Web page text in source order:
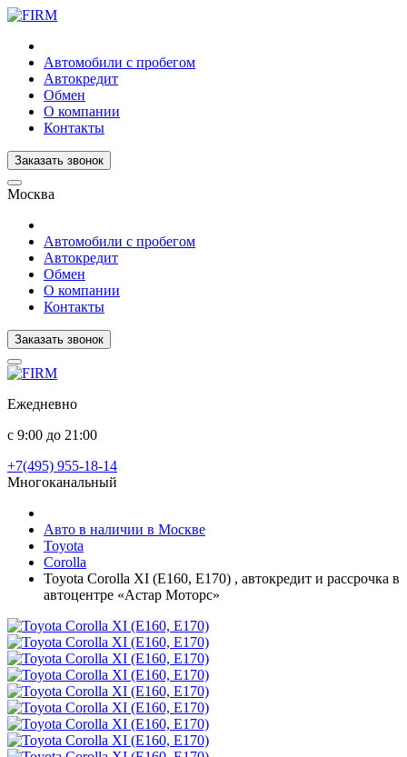
Автомобили с пробегом
Автокредит
Обмен
О компании
Контакты
Заказать звонок
Москва
Автомобили с пробегом
Автокредит
Обмен
О компании
Контакты
Заказать звонок
Ежедневно
с 9:00 до 21:00
+7(495) 955-18-14
Многоканальный
Авто в наличии в Москве
Toyota
Corolla
Toyota Corolla XI (E160, E170) , автокредит и рассрочка в
автоцентре «Астар Моторс»